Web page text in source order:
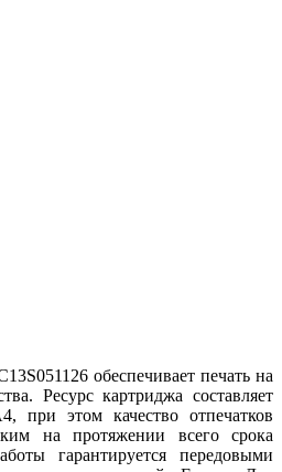
обеспечивает печать на
Ресурс картриджа составляет
при этом качество отпечатков
на протяжении всего срока
гарантируется передовыми